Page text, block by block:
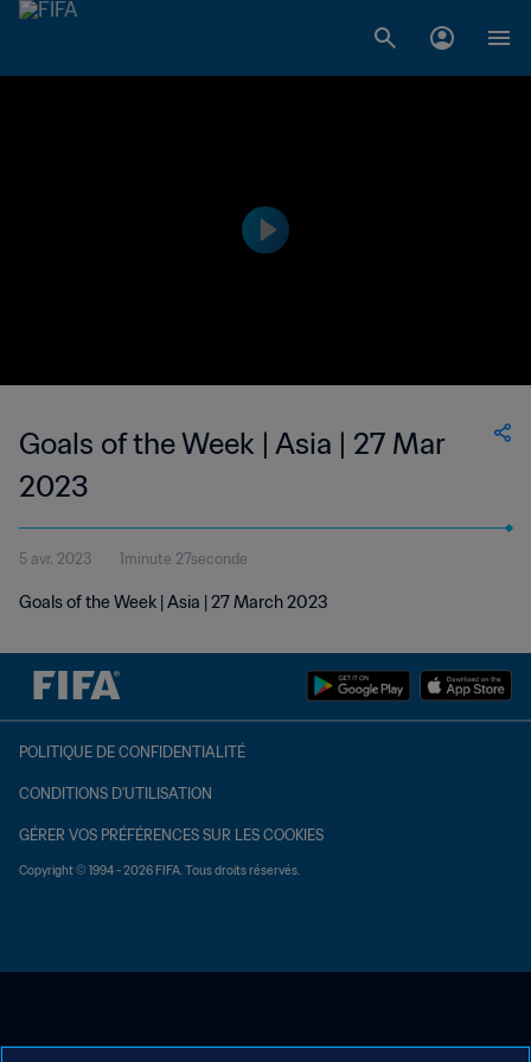
Goals of the Week | Asia | 27 Mar
2023
5 avr. 2023 1minute 27seconde
Goals of the Week | Asia | 27 March 2023
POLITIQUE DE CONFIDENTIALITÉ
CONDITIONS D'UTILISATION
GÉRER VOS PRÉFÉRENCES SUR LES COOKIES
Copyright © 1994 - 2026 FIFA. Tous droits réservés.